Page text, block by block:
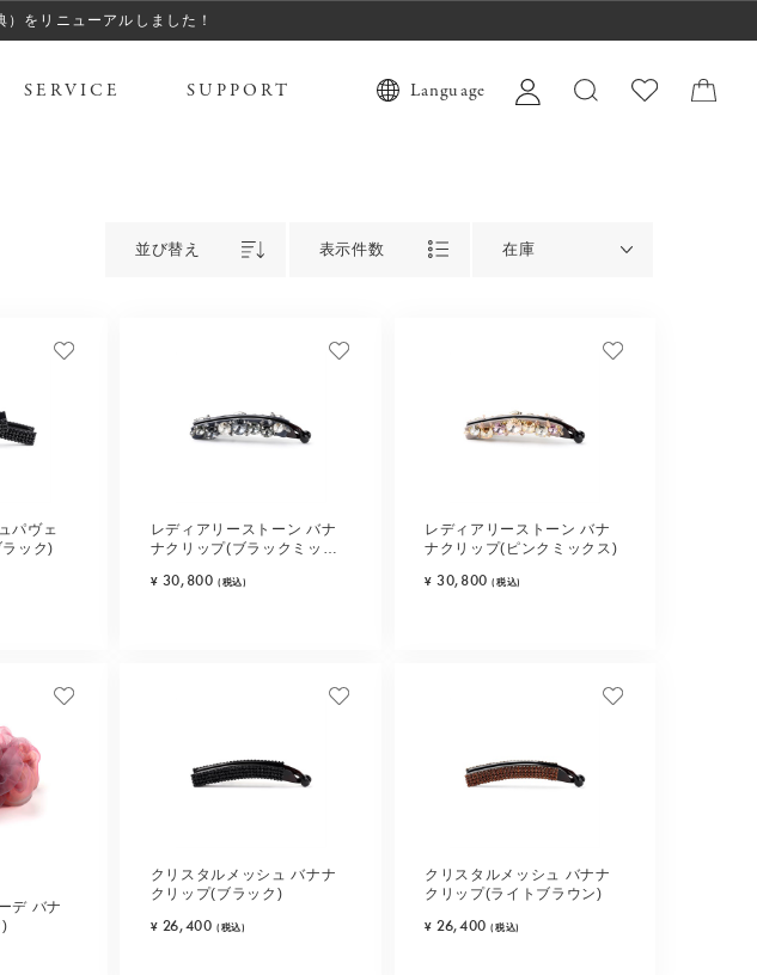
をリニューアルしました！
SERVICE SUPPORT Language
並び替え 表示件数 在庫
パヴェ
ック)
レディアリーストーン バナ
ナクリップ(ブラックミック
¥ 30,800 (税込)
レディアリーストーン バナ
ナクリップ(ピンクミックス)
¥ 30,800 (税込)
デ バナ
)
クリスタルメッシュ バナナ
クリップ(ブラック)
¥ 26,400 (税込)
クリスタルメッシュ バナナ
クリップ(ライトブラウン)
¥ 26,400 (税込)